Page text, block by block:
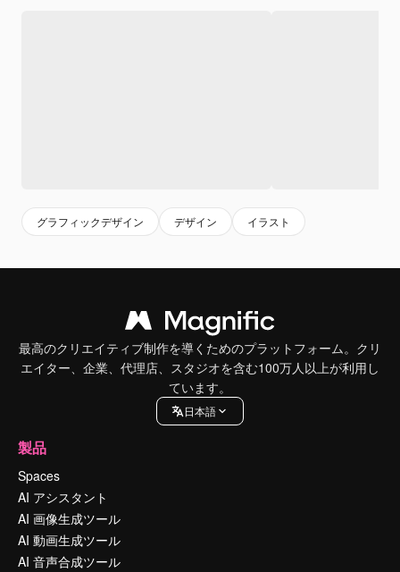
グラフィックデザイン デザイン イラスト
最高のクリエイティブ制作を導くためのプラットフォーム。クリ
エイター、企業、代理店、スタジオを含む100万人以上が利用し
ています。
日本語
製品
Spaces
AI アシスタント
AI 画像生成ツール
AI 動画生成ツール
AI 音声合成ツール